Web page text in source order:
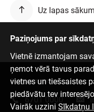
Uz lapas
Paziņojums par
Vietnē izmantojam
ņemot vērā tavus
vietnes un tiešsaistes
piedāvātu tev
Vairāk uzzini Sīkdatņu
Sazinies ar mums
6701 0000